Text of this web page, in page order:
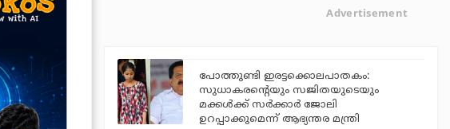
Advertisement
പോത്തുണ്ടി ഇരട്ടക്കൊലപാതകം:
സുധാകരന്റെയും സജിതയുടെയും
മക്കള്‍ക്ക് സര്‍ക്കാര്‍ ജോലി
ഉറപ്പാക്കുമെന്ന് ആഭ്യന്തര മന്ത്രി